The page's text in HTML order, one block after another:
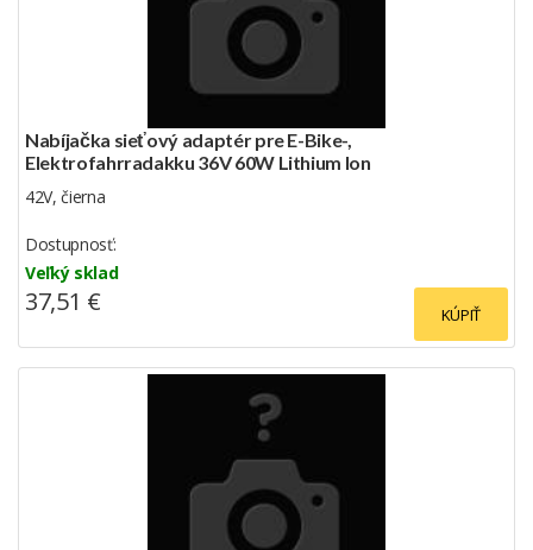
Nabíjačka sieťový adaptér pre E-Bike-,
Elektrofahrradakku 36V 60W Lithium Ion
42V, čierna
Dostupnosť:
Veľký sklad
KÚPIŤ
37,51 €